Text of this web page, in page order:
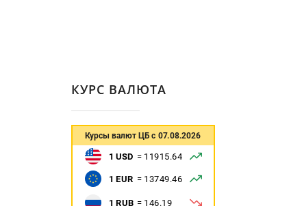
КУРС ВАЛЮТА